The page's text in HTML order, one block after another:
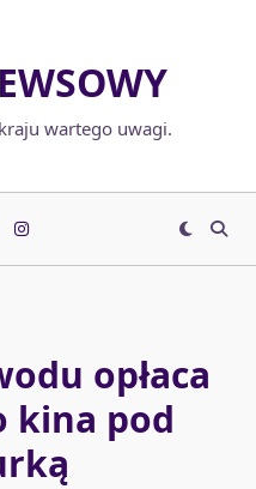
wartego uwagi.
opłaca
kina pod